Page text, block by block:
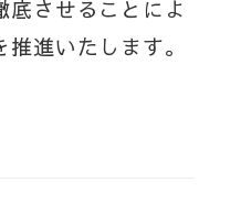
底させることによ
進いたします。